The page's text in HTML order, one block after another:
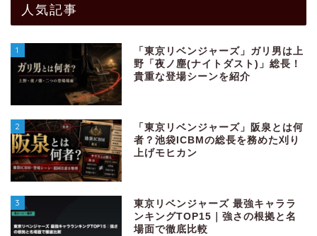
人気記事
1
「東京リベンジャーズ」ガリ男は上
野「夜ノ塵(ナイトダスト)」総長！
貴重な登場シーンを紹介
2
「東京リベンジャーズ」阪泉とは何
者？池袋ICBMの総長を務めた刈り
上げモヒカン
3
東京リベンジャーズ 最強キャララ
ンキングTOP15｜強さの根拠と名
場面で徹底比較